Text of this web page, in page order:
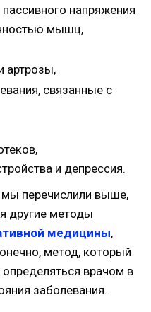
напряжения
мышц,
артрозы,
связанные с
и депрессия.
мы перечислили выше,
другие методы
медицины,
метод, который
врачом в
заболевания.